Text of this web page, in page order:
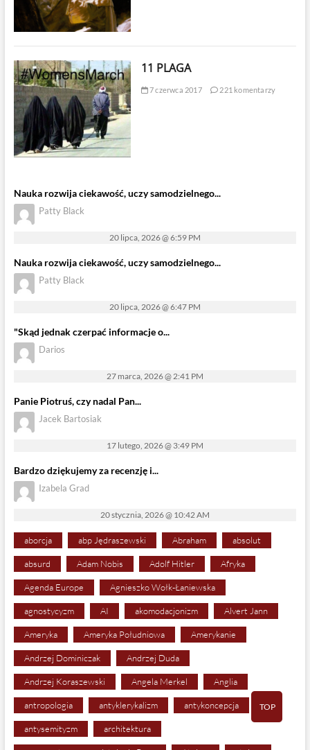
11 PLAGA
7 czerwca 2017 221 komentarzy
Nauka rozwija ciekawość, uczy samodzielnego...
Patty Black
20 lipca, 2026 @ 6:59 PM
Nauka rozwija ciekawość, uczy samodzielnego...
Patty Black
20 lipca, 2026 @ 6:47 PM
"Skąd jednak czerpać informacje o...
Darios
27 marca, 2026 @ 2:41 PM
Panie Piotruś, czy nadal Pan...
Jacek Bartosiak
17 lutego, 2026 @ 3:49 PM
Bardzo dziękujemy za recenzję i...
Izabela Grad
20 stycznia, 2026 @ 10:42 AM
aborcja abp Jędraszewski Abraham absolut
absurd Adam Nobis Adolf Hitler Afryka
Agenda Europe Agnieszko Wołk-Łaniewska
agnostycyzm AI akomodacjonizm Alvert Jann
Ameryka Ameryka Południowa Amerykanie
Andrzej Dominiczak Andrzej Duda
Andrzej Koraszewski Angela Merkel Anglia
antropologia antyklerykalizm antykoncepcja
antysemityzm architektura
TOP